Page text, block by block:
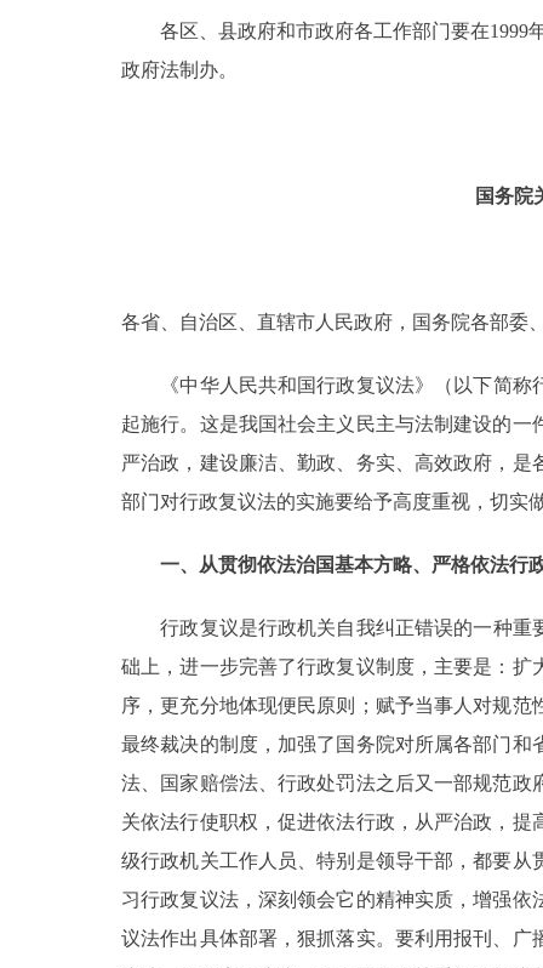
各区、县政府和市政府各工作部门要在1999
政府法制办。
国务院
各省、自治区、直辖市人民政府，国务院各部委
《中华人民共和国行政复议法》（以下简称行
起施行。这是我国社会主义民主与法制建设的
严治政，建设廉洁、勤政、务实、高效政府，
部门对行政复议法的实施要给予高度重视，切实
一、从贯彻依法治国基本方略、严格依法行
行政复议是行政机关自我纠正错误的一种重
础上，进一步完善了行政复议制度，主要是：
序，更充分地体现便民原则；赋予当事人对规
最终裁决的制度，加强了国务院对所属各部门
法、国家赔偿法、行政处罚法之后又一部规范
关依法行使职权，促进依法行政，从严治政，
级行政机关工作人员、特别是领导干部，都要
习行政复议法，深刻领会它的精神实质，增强
议法作出具体部署，狠抓落实。要利用报刊、